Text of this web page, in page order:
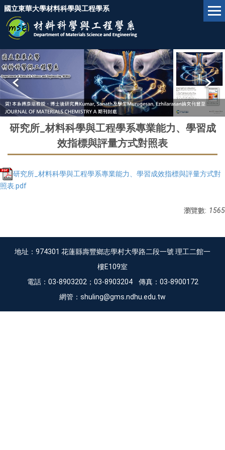
跳
到
主
要
內
容
區
國立東華大學材料科學與工程學系
研究所_材料科學與工程學系專業能力、學習成
效指標與評量方式對照表
研究所_材料科學與工程學系專業能力、學習成效指標與評量方式對
照表.pdf
瀏覽數: 1565
地址：974301 花蓮縣壽豐鄉志學村大學路二段一號 理工二館一
樓E109室
電話：03-8903202；03-8903204 傳真：03-8900172
網管：shuling@gms.ndhu.edu.tw